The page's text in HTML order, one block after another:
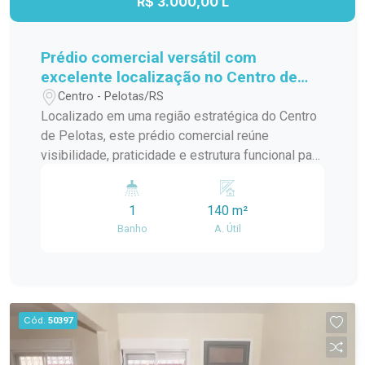
Prédio comercial versátil com
excelente localização no Centro de
Pelotas
Centro - Pelotas/RS
Localizado em uma região estratégica do Centro
de Pelotas, este prédio comercial reúne
visibilidade, praticidade e estrutura funcional para
excelente fluxo de pessoas, o imóvel oferece um
espaço versátil, ideal para empresas que buscam
instalar-se em um ponto consolidado da cidade.
serviços e instituições de referência. A
localização facilita o acesso de clientes,
fornecedores e colaboradores no dia a dia.
1
Banho
140 m²
A. Útil
Cód. 50397